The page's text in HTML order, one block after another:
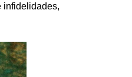
infidelidades,